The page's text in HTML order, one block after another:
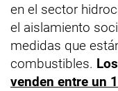
en el sector
el aislamiento
medidas que
combustibles.
venden entre un